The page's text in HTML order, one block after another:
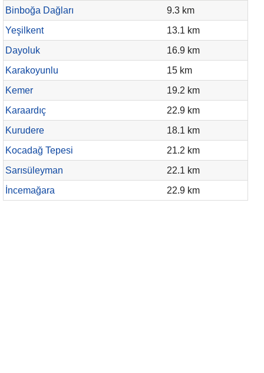
Binboğa Dağları
9.3 km
Yeşilkent
13.1 km
Dayoluk
16.9 km
Karakoyunlu
15 km
Kemer
19.2 km
Karaardıç
22.9 km
Kurudere
18.1 km
Kocadağ Tepesi
21.2 km
Sarısüleyman
22.1 km
İncemağara
22.9 km